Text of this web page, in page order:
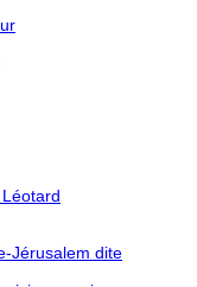
Jérusalem dite